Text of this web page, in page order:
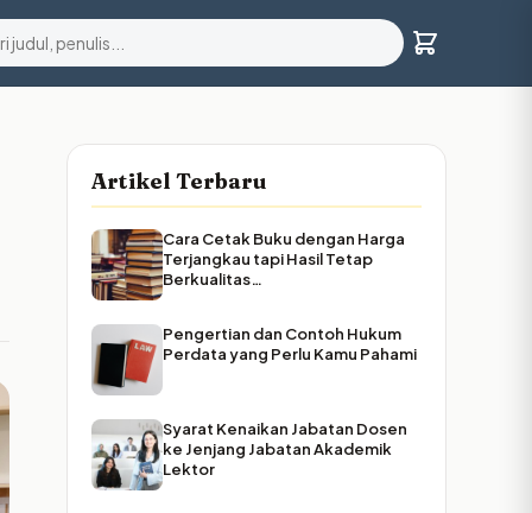
Artikel Terbaru
Cara Cetak Buku dengan Harga
Terjangkau tapi Hasil Tetap
Berkualitas…
Pengertian dan Contoh Hukum
Perdata yang Perlu Kamu Pahami
Syarat Kenaikan Jabatan Dosen
ke Jenjang Jabatan Akademik
Lektor